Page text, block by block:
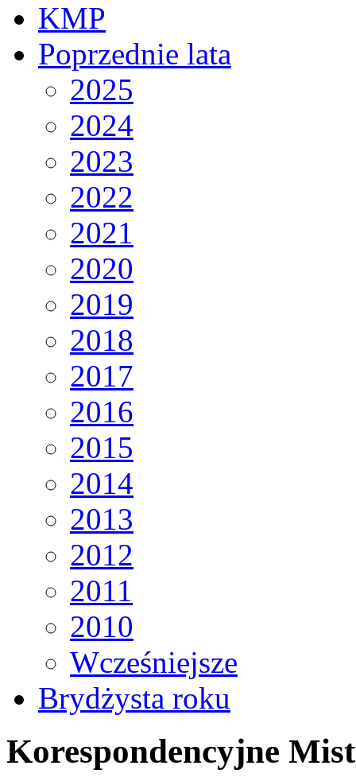
KMP
Poprzednie lata
2025
2024
2023
2022
2021
2020
2019
2018
2017
2016
2015
2014
2013
2012
2011
2010
Wcześniejsze
Brydżysta roku
Korespondencyjne